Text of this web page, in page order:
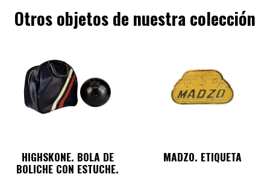
Otros objetos de nuestra colección
HIGHSKONE. BOLA DE
BOLICHE CON ESTUCHE.
MADZO. ETIQUETA